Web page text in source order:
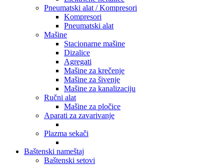
Pneumatski alat / Kompresori
Kompresori
Pneumatski alat
Mašine
Stacionarne mašine
Dizalice
Agregati
Mašine za krečenje
Mašine za šivenje
Mašine za kanalizaciju
Ručni alat
Mašine za pločice
Aparati za zavarivanje
Plazma sekači
Baštenski nameštaj
Baštenski setovi